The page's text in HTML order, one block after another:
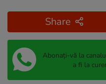
Share
Abonați-vă la
a fi la